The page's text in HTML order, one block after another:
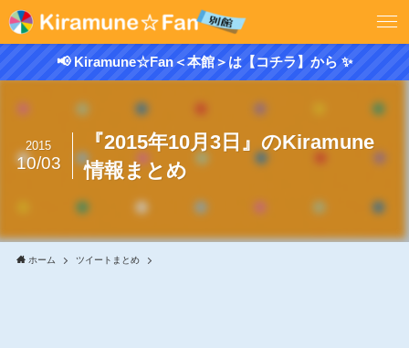
📢 Kiramune☆Fan＜本館＞は【コチラ】から ✨
『2015年10月3日』のKiramune
情報まとめ
2015
10/03
ホーム ツイートまとめ